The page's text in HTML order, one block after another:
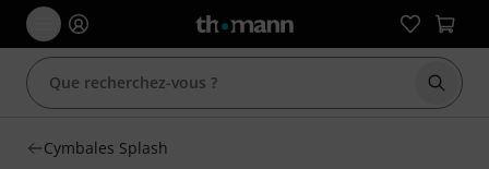
Cymbales Splash